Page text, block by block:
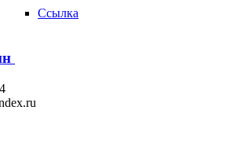
Ссылка